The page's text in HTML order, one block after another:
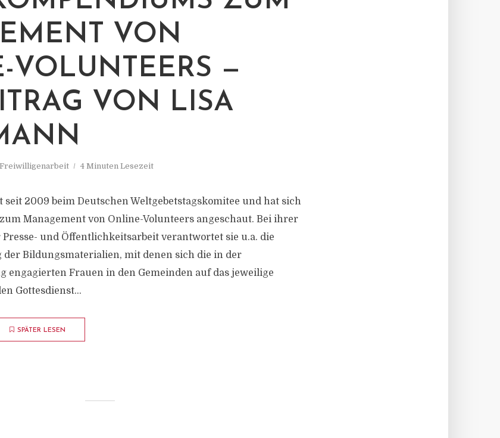
VON
VOLUNTEERS —
VON LISA
4 Minuten Lesezeit
2009 beim Deutschen Weltgebetstagskomitee und hat sich
Management von Online-Volunteers angeschaut. Bei ihrer
und Öffentlichkeitsarbeit verantwortet sie u.a. die
Bildungsmaterialien, mit denen sich die in der
engagierten Frauen in den Gemeinden auf das jeweilige
Gottesdienst...
SPÄTER LESEN